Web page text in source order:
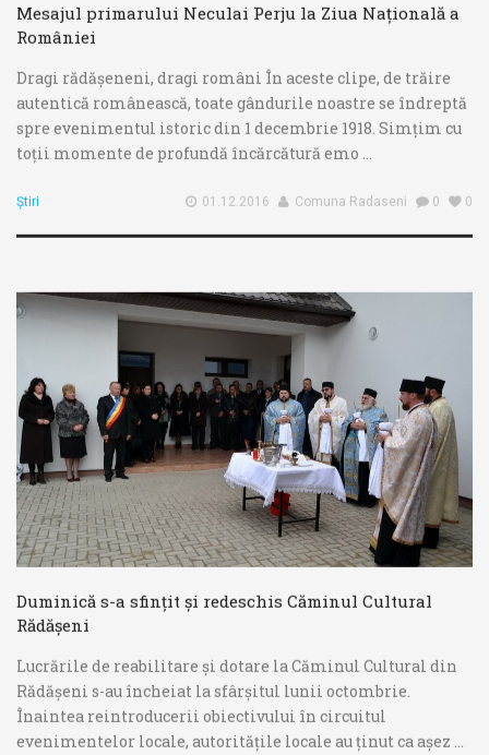
Mesajul primarului Neculai Perju la Ziua Națională a
României
Dragi rădășeneni, dragi români În aceste clipe, de trăire
autentică românească, toate gândurile noastre se îndreptă
spre evenimentul istoric din 1 decembrie 1918. Simțim cu
toții momente de profundă încărcătură emo ...
Știri 01.12.2016 Comuna Radaseni 0 0
Duminică s-a sfințit și redeschis Căminul Cultural
Rădășeni
Lucrările de reabilitare și dotare la Căminul Cultural din
Rădășeni s-au încheiat la sfârșitul lunii octombrie.
Înaintea reintroducerii obiectivului în circuitul
evenimentelor locale, autoritățile locale au ținut ca așez ...